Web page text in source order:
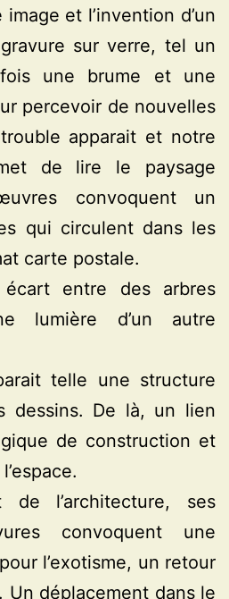
et l’invention d’un
sur verre, tel un
une brume et une
percevoir de nouvelles
apparait et notre
de lire le paysage
convoquent un
qui circulent dans les
carte postale.
écart entre des arbres
lumière d’un autre
telle une structure
dessins. De là, un lien
de construction et
l’architecture, ses
convoquent une
l’exotisme, un retour
Un déplacement dans le